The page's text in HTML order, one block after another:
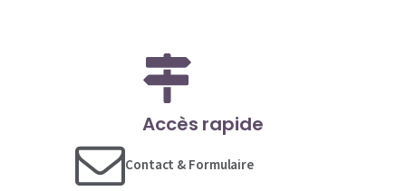
Accès rapide
Contact & Formulaire